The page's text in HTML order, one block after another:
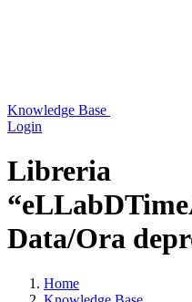
Knowledge Base
Login
Libreria
Data/Ora
Home